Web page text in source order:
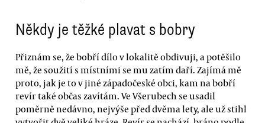
Někdy je těžké plavat s bobry
Přiznám se, že bobří dílo v lokalitě obdivuji, a potěšilo
mě, že soužití s místními se mu zatím daří. Zajímá mě
proto, jak je to v jiné západočeské obci, kam na bobří
revír také občas zavítám. Ve Všerubech se usadil
poměrně nedávno, nejvýše před dvěma lety, ale už stihl